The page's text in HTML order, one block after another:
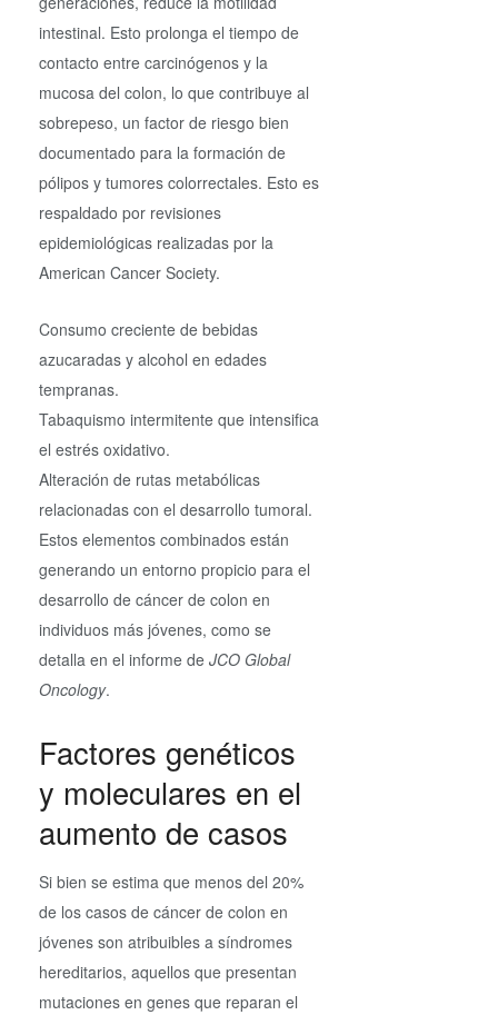
intestinal. Esto prolonga el tiempo de
contacto entre carcinógenos y la
mucosa del colon, lo que contribuye al
sobrepeso, un factor de riesgo bien
documentado para la formación de
pólipos y tumores colorrectales. Esto es
respaldado por revisiones
epidemiológicas realizadas por la
American Cancer Society.
Consumo creciente de bebidas
azucaradas y alcohol en edades
tempranas.
Tabaquismo intermitente que intensifica
el estrés oxidativo.
Alteración de rutas metabólicas
relacionadas con el desarrollo tumoral.
Estos elementos combinados están
generando un entorno propicio para el
desarrollo de cáncer de colon en
individuos más jóvenes, como se
detalla en el informe de JCO Global
Oncology.
Factores genéticos
y moleculares en el
aumento de casos
Si bien se estima que menos del 20%
de los casos de cáncer de colon en
jóvenes son atribuibles a síndromes
hereditarios, aquellos que presentan
mutaciones en genes que reparan el